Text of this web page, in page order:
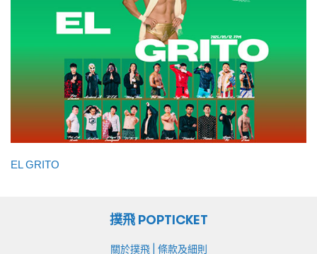
EL GRITO
撲飛 POPTICKET
關於撲飛| 條款及細則